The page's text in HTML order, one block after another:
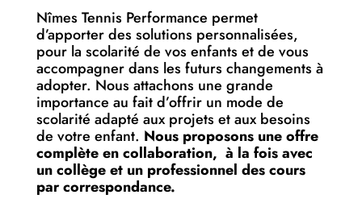
Nîmes Tennis Performance permet
d’apporter des solutions personnalisées,
pour la scolarité de vos enfants et de vous
accompagner dans les futurs changements à
adopter. Nous attachons une grande
importance au fait d’offrir un mode de
scolarité adapté aux projets et aux besoins
de votre enfant. Nous proposons une offre
complète en collaboration, à la fois avec
un collège et un professionnel des cours
par correspondance.